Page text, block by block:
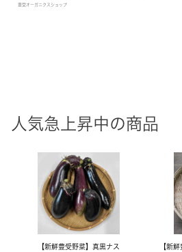
豊受オーガニクスショップ
人気急上昇中の商品
【新鮮豊受野菜】真黒ナス 【新